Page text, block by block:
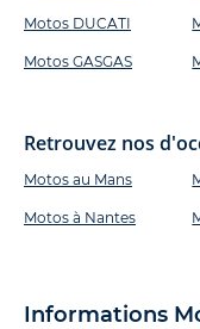
Motos DUCATI
Motos GASGAS
Retrouvez nos
Motos au Mans
Motos à Nantes
Informations